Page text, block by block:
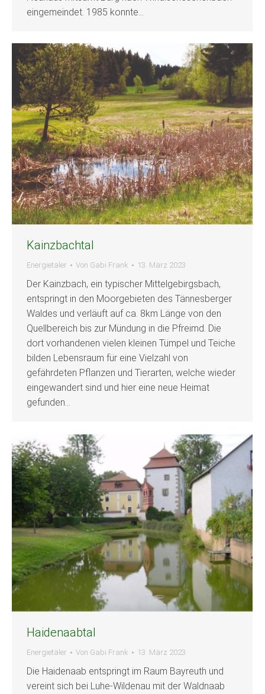
eingemeindet. 1985 konnte…
Kainzbachtal
Energietäler Von Gabi Frank 13. März 2023
Der Kainzbach, ein typischer Mittelgebirgsbach,
entspringt in den Moorgebieten des Tännesberger
Waldes und verläuft auf ca. 8km Länge von den
Quellbereich bis zur Mündung in die Pfreimd. Die
dort vorhandenen vielen kleinen Tümpel und Teiche
bilden Lebensraum für eine Vielzahl von
gefährdeten Pflanzen und Tierarten, welche wieder
eingewandert sind und hier eine neue Heimat
gefunden…
Haidenaabtal
Energietäler Von Gabi Frank 13. März 2023
Die Haidenaab entspringt im Raum Bayreuth und
vereint sich bei Luhe-Wildenau mit der Waldnaab